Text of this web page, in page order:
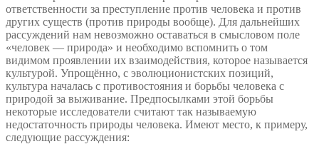
ответственности за преступление против человека и против
других существ (против природы вообще). Для дальнейших
рассуждений нам невозможно оставаться в смысловом поле
«человек — природа» и необходимо вспомнить о том
видимом проявлении их взаимодействия, которое называется
культурой. Упрощённо, с эволюционистских позиций,
культура началась с противостояния и борьбы человека с
природой за выживание. Предпосылками этой борьбы
некоторые исследователи считают так называемую
недостаточность природы человека. Имеют место, к примеру,
следующие рассуждения: